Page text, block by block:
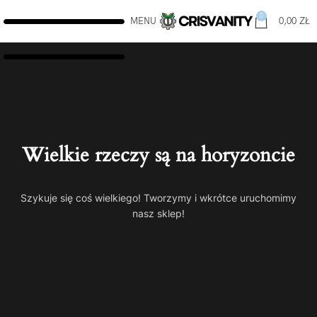
MENU 0 0,00 ZŁ
Wielkie rzeczy są na horyzoncie
Szykuje się coś wielkiego! Tworzymy i wkrótce uruchomimy
nasz sklep!